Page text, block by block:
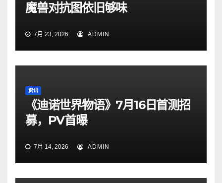
魔兽对抗图依旧够味
7月 23, 2026 ADMIN
资讯
《迪诺世界物语》7月16日首测招
募，PV首曝
7月 14, 2026 ADMIN